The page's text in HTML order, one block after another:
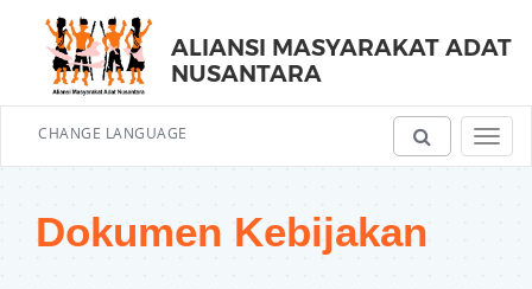
ALIANSI MASYARAKAT ADAT
NUSANTARA
CHANGE LANGUAGE
Dokumen Kebijakan